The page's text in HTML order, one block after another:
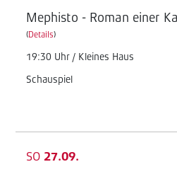
Mephisto - Roman einer
(Details)
19:30 Uhr / Kleines Haus
Schauspiel
SO 27.09.